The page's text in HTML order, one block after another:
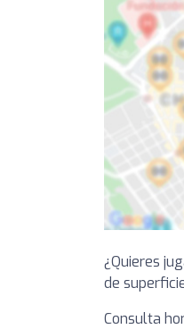
¿Quieres
de
Consulta